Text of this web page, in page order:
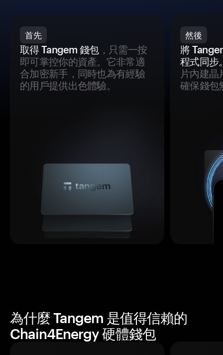
首先
取得 Tangem 錢包，只需一按
即可掌控你的資產。它非常適
合加密新手，同時也為有經驗
的用戶提供出色體驗。
然後
將
程式同步
片內建晶
確保錢包
為什麼 Tangem 是值得信賴的
Chain4Energy 硬體錢包